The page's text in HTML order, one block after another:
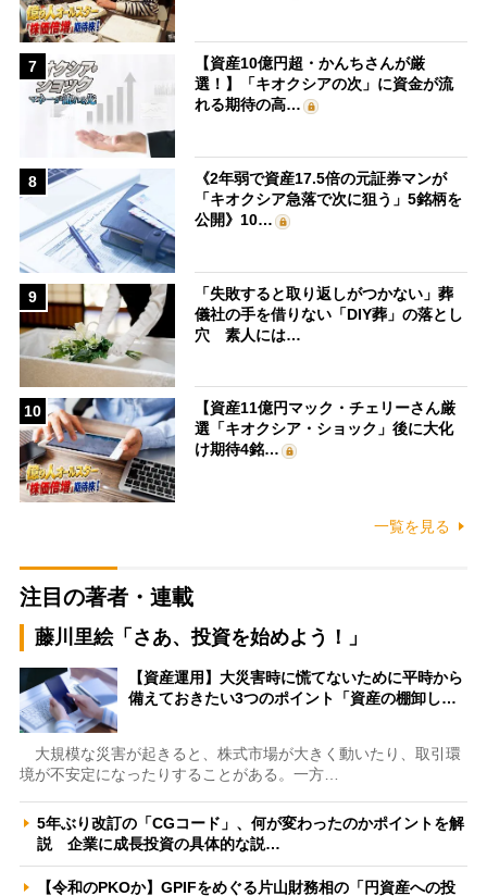
7
【資産10億円超・かんちさんが厳
選！】「キオクシアの次」に資金が流
れる期待の高…
8
《2年弱で資産17.5倍の元証券マンが
「キオクシア急落で次に狙う」5銘柄を
公開》10…
9
「失敗すると取り返しがつかない」葬
儀社の手を借りない「DIY葬」の落とし
穴 素人には…
10
【資産11億円マック・チェリーさん厳
選「キオクシア・ショック」後に大化
け期待4銘…
一覧を見る
注目の著者・連載
藤川里絵「さあ、投資を始めよう！」
【資産運用】大災害時に慌てないために平時から
備えておきたい3つのポイント「資産の棚卸し…
大規模な災害が起きると、株式市場が大きく動いたり、取引環
境が不安定になったりすることがある。一方…
5年ぶり改訂の「CGコード」、何が変わったのかポイントを解
説 企業に成長投資の具体的な説…
【令和のPKOか】GPIFをめぐる片山財務相の「円資産への投